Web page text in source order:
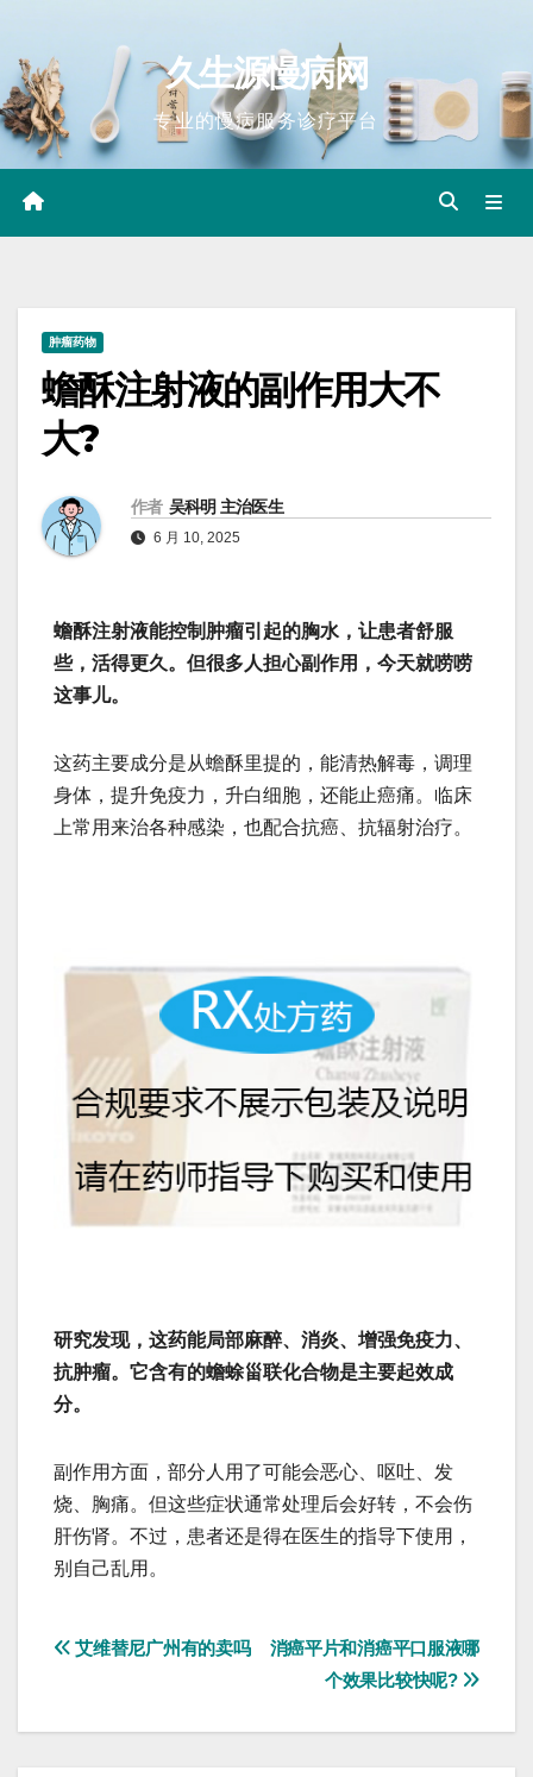
content
久生源慢病网
专业的慢病服务诊疗平台
肿瘤药物
蟾酥注射液的副作用大不
大?
作者 吴科明 主治医生
6 月 10, 2025
蟾酥注射液能控制肿瘤引起的胸水，让患者舒服
些，活得更久。但很多人担心副作用，今天就唠唠
这事儿。
这药主要成分是从蟾酥里提的，能清热解毒，调理
身体，提升免疫力，升白细胞，还能止癌痛。临床
上常用来治各种感染，也配合抗癌、抗辐射治疗。
研究发现，这药能局部麻醉、消炎、增强免疫力、
抗肿瘤。它含有的蟾蜍甾联化合物是主要起效成
分。
副作用方面，部分人用了可能会恶心、呕吐、发
烧、胸痛。但这些症状通常处理后会好转，不会伤
肝伤肾。不过，患者还是得在医生的指导下使用，
别自己乱用。
文
消癌平片和消癌平口服液哪
个效果比较快呢?
艾维替尼广州有的卖吗